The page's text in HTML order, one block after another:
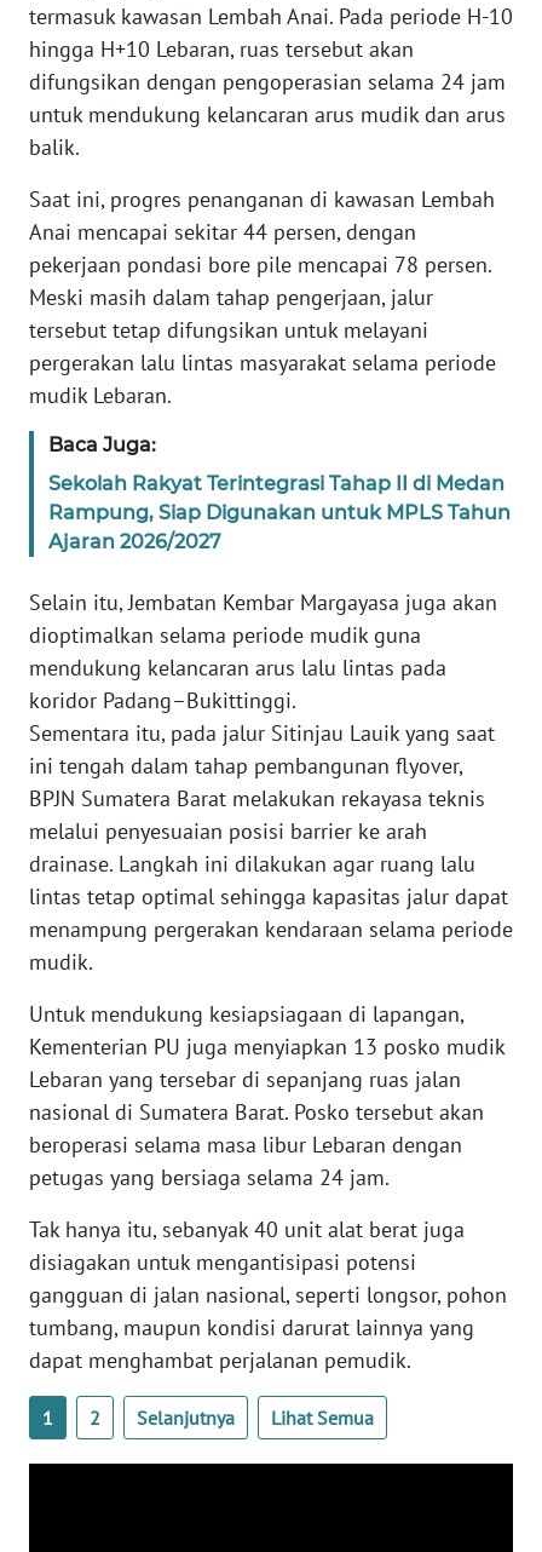
termasuk kawasan Lembah Anai. Pada periode H-10
hingga H+10 Lebaran, ruas tersebut akan
difungsikan dengan pengoperasian selama 24 jam
untuk mendukung kelancaran arus mudik dan arus
balik.
Saat ini, progres penanganan di kawasan Lembah
Anai mencapai sekitar 44 persen, dengan
pekerjaan pondasi bore pile mencapai 78 persen.
Meski masih dalam tahap pengerjaan, jalur
tersebut tetap difungsikan untuk melayani
pergerakan lalu lintas masyarakat selama periode
mudik Lebaran.
Baca Juga:
Sekolah Rakyat Terintegrasi Tahap II di Medan
Rampung, Siap Digunakan untuk MPLS Tahun
Ajaran 2026/2027
Selain itu, Jembatan Kembar Margayasa juga akan
dioptimalkan selama periode mudik guna
mendukung kelancaran arus lalu lintas pada
koridor Padang–Bukittinggi.
Sementara itu, pada jalur Sitinjau Lauik yang saat
ini tengah dalam tahap pembangunan flyover,
BPJN Sumatera Barat melakukan rekayasa teknis
melalui penyesuaian posisi barrier ke arah
drainase. Langkah ini dilakukan agar ruang lalu
lintas tetap optimal sehingga kapasitas jalur dapat
menampung pergerakan kendaraan selama periode
mudik.
Untuk mendukung kesiapsiagaan di lapangan,
Kementerian PU juga menyiapkan 13 posko mudik
Lebaran yang tersebar di sepanjang ruas jalan
nasional di Sumatera Barat. Posko tersebut akan
beroperasi selama masa libur Lebaran dengan
petugas yang bersiaga selama 24 jam.
Tak hanya itu, sebanyak 40 unit alat berat juga
disiagakan untuk mengantisipasi potensi
gangguan di jalan nasional, seperti longsor, pohon
tumbang, maupun kondisi darurat lainnya yang
dapat menghambat perjalanan pemudik.
1 2 Selanjutnya Lihat Semua
NTT
WN
KEPRI
WN
PAPUA
WN
PAPUA
RIAU
WN
SERAMBI
WN
JAMBI
SULTRA
WN
NTB
WN
SULTENG
WN
WN
BABEL
SUMBAR
WN
SUMSEL
WN
BENGKULU
WN
LAMPUNG